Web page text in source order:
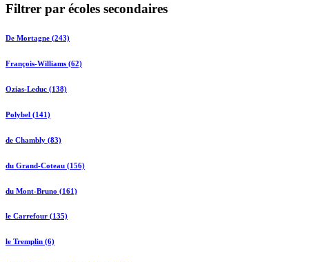
Filtrer par écoles secondaires
De Mortagne (243)
François-Williams (62)
Ozias-Leduc (138)
Polybel (141)
de Chambly (83)
du Grand-Coteau (156)
du Mont-Bruno (161)
le Carrefour (135)
le Tremplin (6)